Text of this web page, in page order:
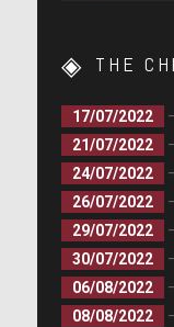
THE
17/07/2022
21/07/2022
24/07/2022
26/07/2022
29/07/2022
30/07/2022
06/08/2022
08/08/2022